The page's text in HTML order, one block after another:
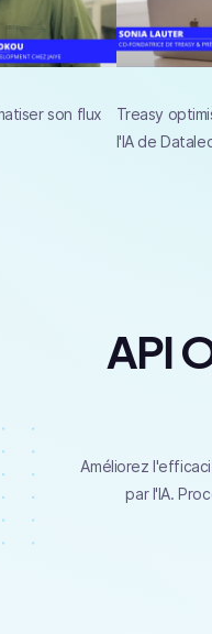
son flux
Treasy
l'IA de
API
Améliorez
par l'IA.